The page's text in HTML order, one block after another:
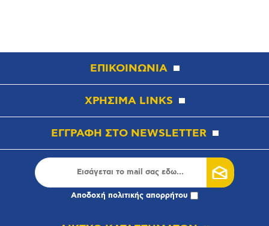
ΕΠΙΚΟΙΝΩΝΙΑ
ΧΡΗΣΙΜΑ LINKS
ΕΓΓΡΑΦΗ ΣΤΟ NEWSLETTER
Αποδοχή πολιτικής απορρήτου